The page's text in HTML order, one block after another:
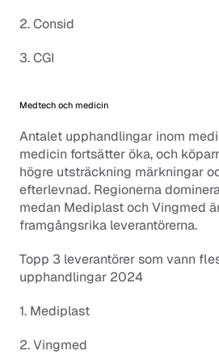
2. Consid
3. CGI
Medtech och medicin
Antalet upphandlingar inom
medicin fortsätter öka, och
högre utsträckning märkningar
efterlevnad. Regionerna
medan Mediplast och Vingmed
framgångsrika leverantörerna.
Topp 3 leverantörer som vann
upphandlingar 2024
1. Mediplast
2. Vingmed